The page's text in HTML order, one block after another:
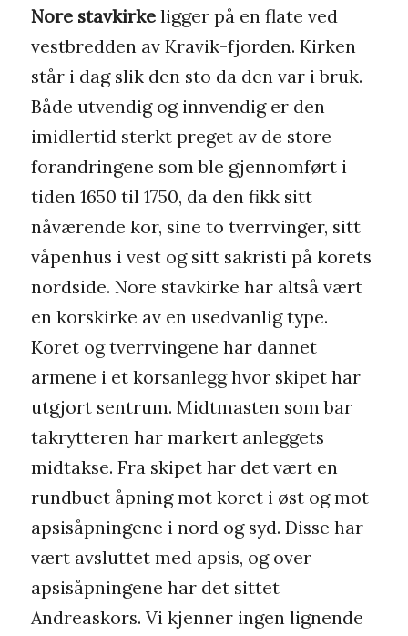
Nore stavkirkeligger på en flate ved
vestbredden av Kravik-fjorden. Kirken
står i dag slik den sto da den var i bruk.
Både utvendig og innvendig er den
imidlertid sterkt preget av de store
forandringene som ble gjennomført i
tiden 1650 til 1750, da den fikk sitt
nåværende kor, sine to tverrvinger, sitt
våpenhus i vest og sitt sakristi på korets
nordside. Nore stavkirke har altså vært
en korskirke av en usedvanlig type.
Koret og tverrvingene har dannet
armene i et korsanlegg hvor skipet har
utgjort sentrum. Midtmasten som bar
takrytteren har markert anleggets
midtakse. Fra skipet har det vært en
rundbuet åpning mot koret i øst og mot
apsisåpningene i nord og syd. Disse har
vært avsluttet med apsis, og over
apsisåpningene har det sittet
Andreaskors. Vi kjenner ingen lignende